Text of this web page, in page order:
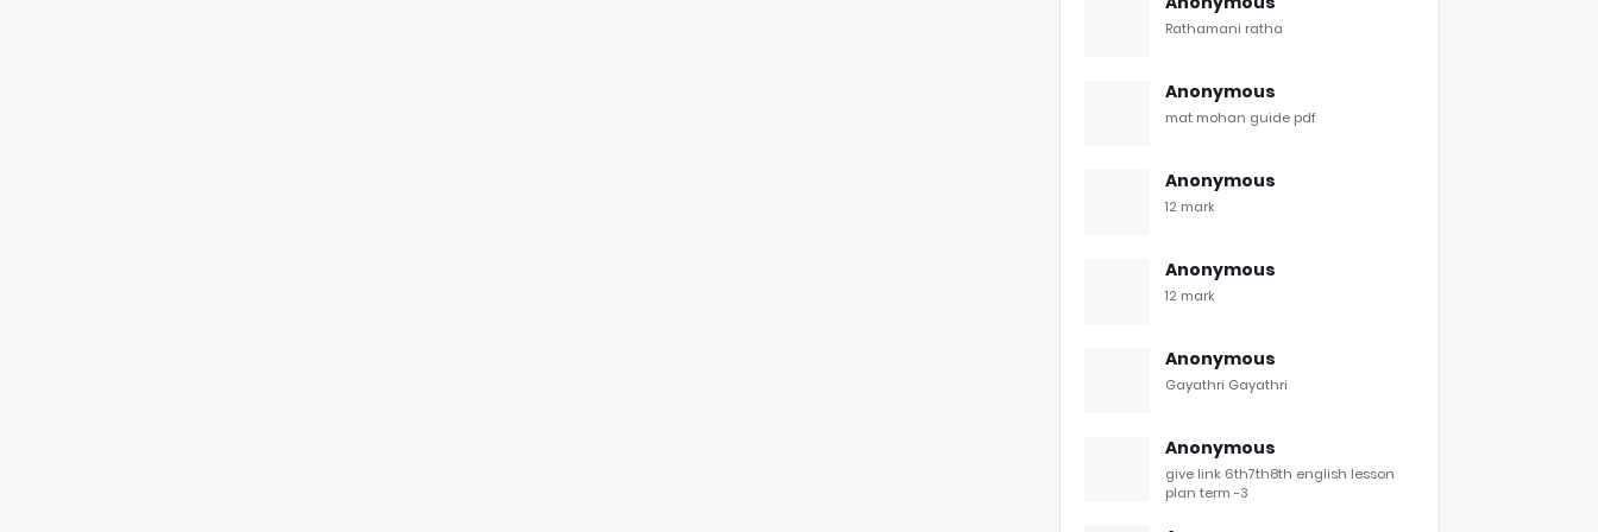
Rathamani ratha
Anonymous
mat mohan guide pdf
Anonymous
12 mark
Anonymous
12 mark
Anonymous
Gayathri Gayathri
Anonymous
give link 6th7th8th english lesson
plan term -3